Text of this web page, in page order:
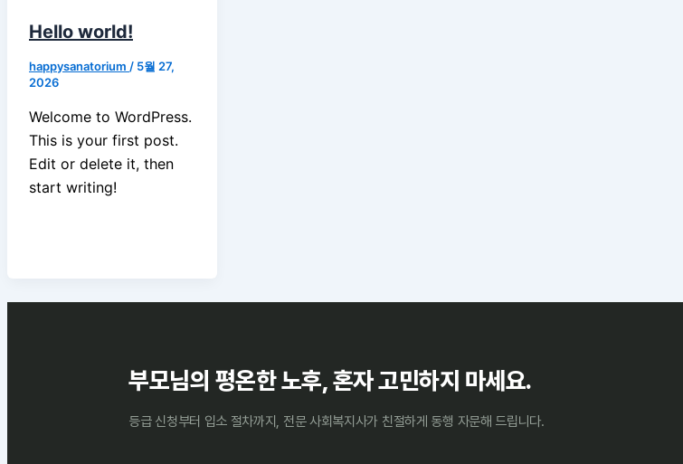
Hello world!
happysanatorium / 5월 27,
2026
Welcome to WordPress.
This is your first post.
Edit or delete it, then
start writing!
부모님의 평온한 노후, 혼자 고민하지 마세요.
등급 신청부터 입소 절차까지, 전문 사회복지사가 친절하게 동행 자문해 드립니다.